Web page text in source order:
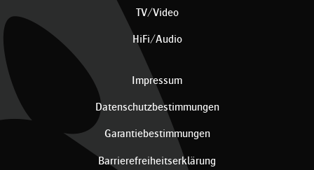
TV/Video
HiFi/Audio
Impressum
Datenschutzbestimmungen
Garantiebestimmungen
Barrierefreiheitserklärung